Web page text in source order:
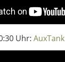
Uhr: AuxTank